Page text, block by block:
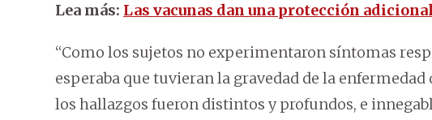
Lea más: Las vacunas dan una protección
“Como los sujetos no experimentaron síntomas
esperaba que tuvieran la gravedad de la
los hallazgos fueron distintos y profundos, e